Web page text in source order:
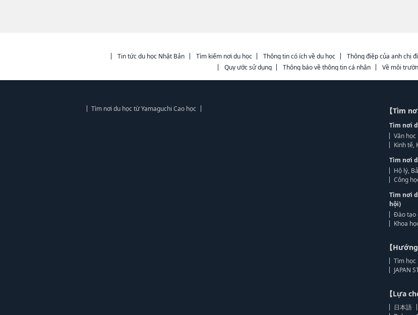
Tin tức du học Nhật Bản Tìm kiếm nơi du học Thông tin có ích về du học Thông điệp của anh chị
Quy ước sử dụng
Thông báo về thông tin cá nhân Về môi
Tìm nơi du học từ Yamaguchi Cao học 【Tìm
Tìm nơi
Văn học
Kinh tế,
Tìm nơi
Hộ lý,
Công
Tìm nơi
hội)
Đào tạo
Khoa
【
Tìm học
JAPAN
【Lựa
日本語